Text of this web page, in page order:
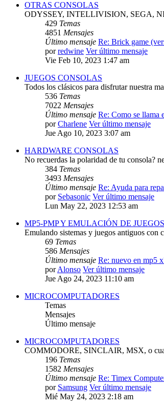
OTRAS CONSOLAS
ODYSSEY, INTELLIVISION, SEGA,
429 Temas
4851 Mensajes
Último mensaje Re: Brick game
porredwine Ver último mensaje
Vie Feb 10, 2023 1:47 am
JUEGOS CONSOLAS
Todos los clásicos para disfrutar nuestra
536 Temas
7022 Mensajes
Último mensaje Re: Como se llama
porCharlene Ver último mensaje
Jue Ago 10, 2023 3:07 am
HARDWARE CONSOLAS
No recuerdas la polaridad de tu consola?
384 Temas
3493 Mensajes
Último mensaje Re: Ayuda para
por Sebasonic Ver último mensaje
Lun May 22, 2023 12:53 am
MP5-PMP Y EMULACIÓN DE JUEGOS
Emulando sistemas y juegos antiguos con
69 Temas
586 Mensajes
Último mensaje Re: nuevo en mp5
porAlonso Ver último mensaje
Jue Ago 24, 2023 11:10 am
MICROCOMPUTADORES
Temas
Mensajes
Último mensaje
MICROCOMPUTADORES
COMMODORE, SINCLAIR, MSX, o
196 Temas
1582 Mensajes
Último mensaje Re: Timex
por Samsung Ver último mensaje
Mié May 24, 2023 2:18 am